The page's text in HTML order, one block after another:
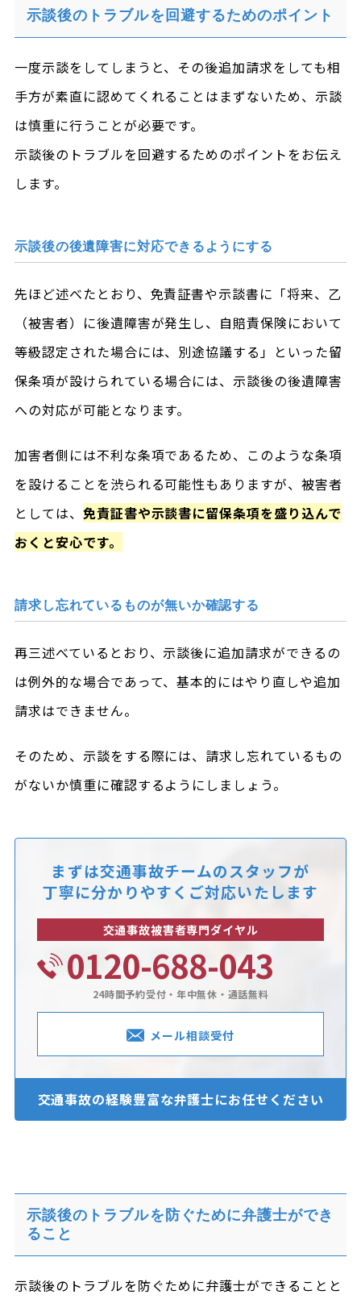
示談後のトラブルを回避するためのポイント
一度示談をしてしまうと、その後追加請求をしても相
手方が素直に認めてくれることはまずないため、示談
は慎重に行うことが必要です。
示談後のトラブルを回避するためのポイントをお伝え
します。
示談後の後遺障害に対応できるようにする
先ほど述べたとおり、免責証書や示談書に「将来、乙
（被害者）に後遺障害が発生し、自賠責保険において
等級認定された場合には、別途協議する」といった留
保条項が設けられている場合には、示談後の後遺障害
への対応が可能となります。
加害者側には不利な条項であるため、このような条項
を設けることを渋られる可能性もありますが、被害者
としては、 免責証書や示談書に留保条項を盛り込んで
おくと安心です。
請求し忘れているものが無いか確認する
再三述べているとおり、示談後に追加請求ができるの
は例外的な場合であって、基本的にはやり直しや追加
請求はできません。
そのため、示談をする際には、請求し忘れているもの
がないか慎重に確認するようにしましょう。
まずは交通事故チームのスタッフが
丁寧に分かりやすくご対応いたします
交通事故被害者専門ダイヤル
0120-688-043
24時間予約受付・年中無休・通話無料
メール相談受付
交通事故の経験豊富な弁護士にお任せください
示談後のトラブルを防ぐために弁護士ができ
ること
示談後のトラブルを防ぐために弁護士ができることと